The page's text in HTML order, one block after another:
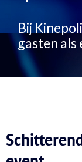
Bij
gasten als